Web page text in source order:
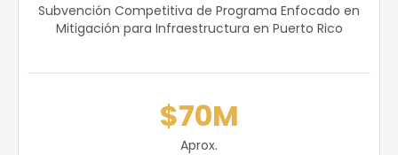
Subvención Competitiva de Programa Enfocado en
Mitigación para Infraestructura en Puerto Rico
$70M
Aprox.